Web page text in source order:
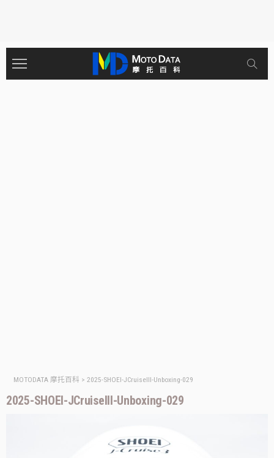
MOTODATA 摩托百科 > 2025-SHOEI-JCruiseIII-Unboxing-029
2025-SHOEI-JCruiseIII-Unboxing-029